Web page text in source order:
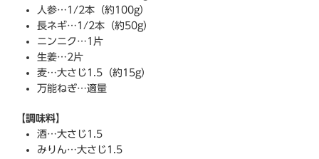
人参…1/2本（約100g）
長ネギ…1/2本（約50g）
ニンニク…1片
生姜…2片
麦…大さじ1.5（約15g）
万能ねぎ…適量
【調味料】
酒…大さじ1.5
みりん…大さじ1.5